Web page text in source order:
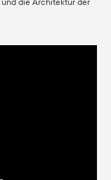
die Architektur der